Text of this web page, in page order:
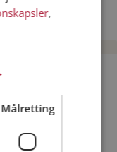
,
Målretting